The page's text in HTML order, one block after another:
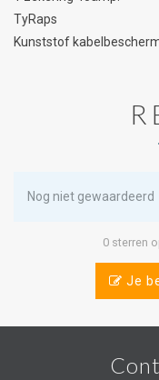
TyRaps
Kunststof
Nog niet gewaardeerd
0 sterren
Je